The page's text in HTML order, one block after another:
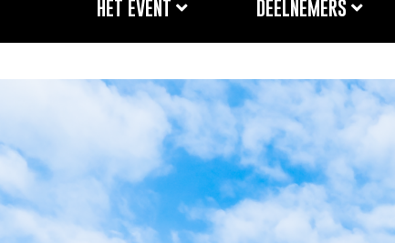
HET EVENT DEELNEMERS